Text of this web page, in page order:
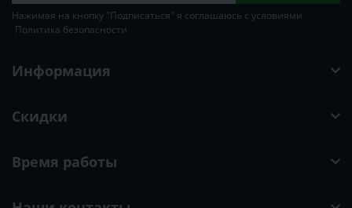
Нажимая на кнопку "Подписаться" я соглашаюсь с условиями
Политика безопасности
Информация
Скидки
Время работы